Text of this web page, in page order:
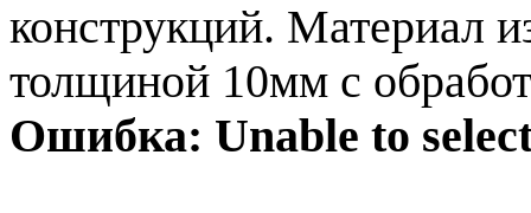
конструкций. Материал
толщиной 10мм с
Ошибка: Unable to